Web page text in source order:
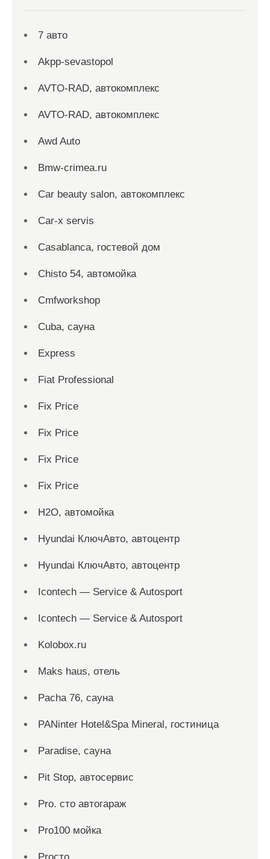
7 авто
Akpp-sevastopol
AVTO-RAD, автокомплекс
AVTO-RAD, автокомплекс
Awd Auto
Bmw-crimea.ru
Car beauty salon, автокомплекс
Car-x servis
Casablanca, гостевой дом
Chisto 54, автомойка
Cmfworkshop
Cuba, сауна
Express
Fiat Professional
Fix Price
Fix Price
Fix Price
Fix Price
H2O, автомойка
Hyundai КлючАвто, автоцентр
Hyundai КлючАвто, автоцентр
Icontech — Service & Autosport
Icontech — Service & Autosport
Kolobox.ru
Maks haus, отель
Pacha 76, сауна
PANinter Hotel&Spa Mineral, гостиница
Paradise, сауна
Pit Stop, автосервис
Pro. cтo автогараж
Pro100 мойка